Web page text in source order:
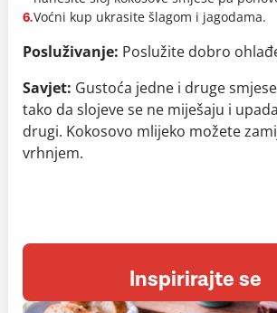
6.Voćni kup ukrasite šlagom i jagodama.
Posluživanje: Poslužite dobro
Savjet: Gustoća jedne i druge
tako da slojeve se ne miješaju i
drugi. Kokosovo mlijeko možete
vrhnjem.
Inspirirajte se